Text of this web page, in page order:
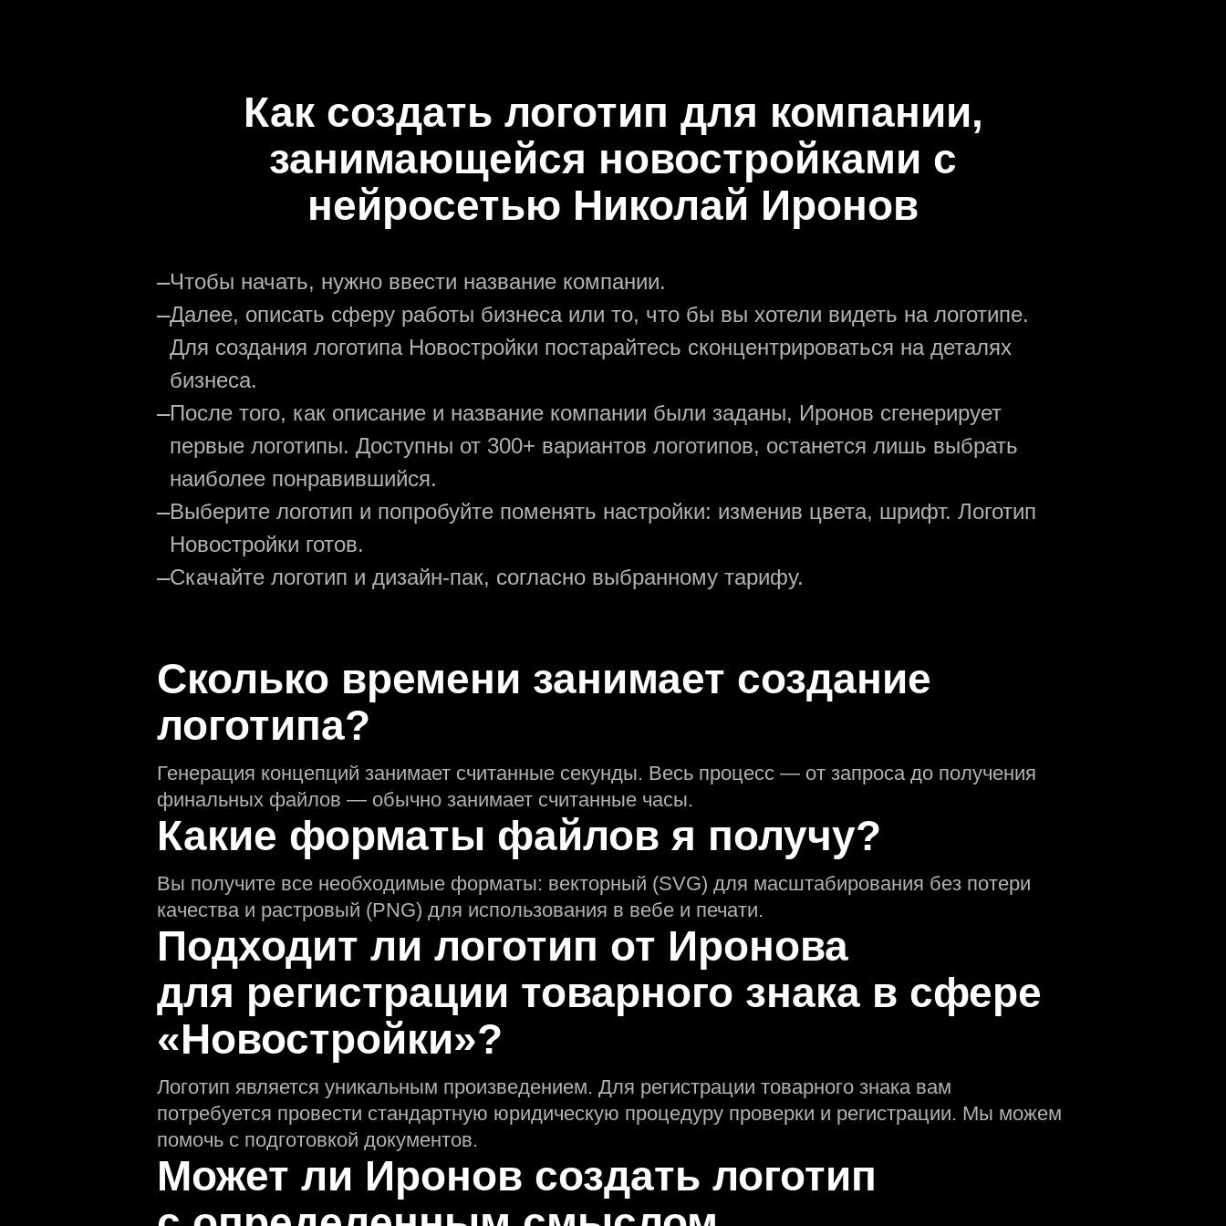
Как создать логотип для компании,
занимающейся новостройками с
нейросетью Николай Иронов
—Чтобы начать, нужно ввести название компании.
—Далее, описать сферу работы бизнеса или то, что бы вы хотели видеть на логотипе.
Для создания логотипа Новостройки постарайтесь сконцентрироваться на деталях
бизнеса.
—После того, как описание и название компании были заданы, Иронов сгенерирует
первые логотипы. Доступны от 300+ вариантов логотипов, останется лишь выбрать
наиболее понравившийся.
—Выберите логотип и попробуйте поменять настройки: изменив цвета, шрифт. Логотип
Новостройки готов.
—Скачайте логотип и дизайн-пак, согласно выбранному тарифу.
Сколько времени занимает создание
логотипа?
Генерация концепций занимает считанные секунды. Весь процесс — от запроса до получения
финальных файлов — обычно занимает считанные часы.
Какие форматы файлов я получу?
Вы получите все необходимые форматы: векторный (SVG) для масштабирования без потери
качества и растровый (PNG) для использования в вебе и печати.
Подходит ли логотип от Иронова
для регистрации товарного знака в сфере
«Новостройки»?
Логотип является уникальным произведением. Для регистрации товарного знака вам
потребуется провести стандартную юридическую процедуру проверки и регистрации. Мы можем
помочь с подготовкой документов.
Может ли Иронов создать логотип